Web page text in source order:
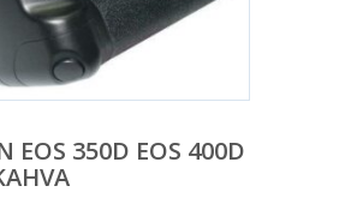
EOS 350D EOS 400D